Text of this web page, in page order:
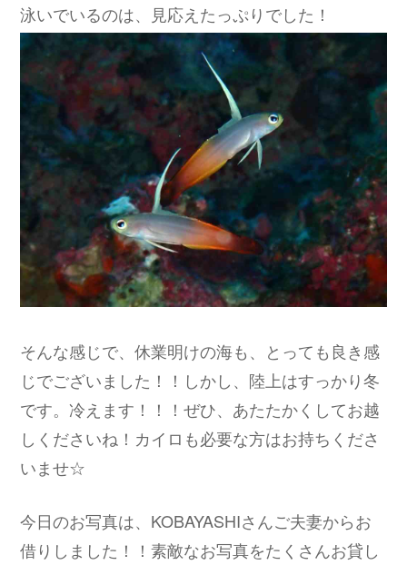
泳いでいるのは、見応えたっぷりでした！
そんな感じで、休業明けの海も、とっても良き感
じでございました！！しかし、陸上はすっかり冬
です。冷えます！！！ぜひ、あたたかくしてお越
しくださいね！カイロも必要な方はお持ちくださ
いませ☆
今日のお写真は、KOBAYASHIさんご夫妻からお
借りしました！！素敵なお写真をたくさんお貸し